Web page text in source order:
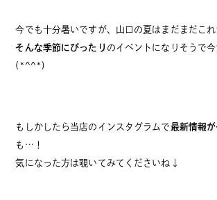
今でも十分暑いですが、山口の夏はまだまだこ
そんな季節にぴったり のイベントになりそうで
(*^^*)
もしかしたら当店のインスタグラムで最新情報が
も…！
気になった方は覗いてみてくださいね↓